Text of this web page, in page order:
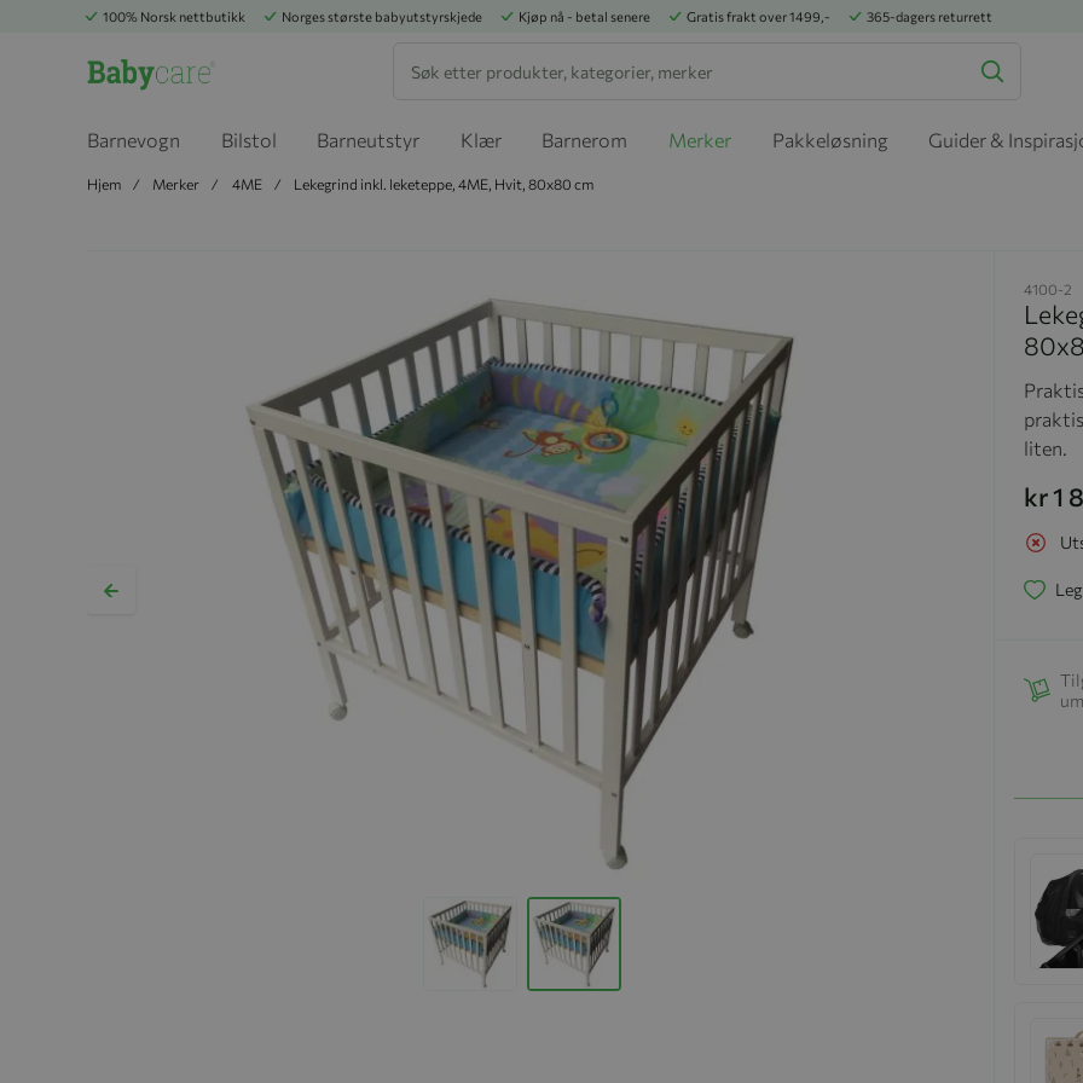
100% Norsk nettbutikk Norges største babyutstyrskjede Kjøp nå - betal senere Gratis frakt over 1499,- 365-dagers returrett
Barnevogn Bilstol Barneutstyr Klær Barnerom Merker Pakkeløsning Guider &
Hjem Merker 4ME Lekegrind inkl. leketeppe, 4ME, Hvit, 80x80 cm
4100-2
liten.
kr 1